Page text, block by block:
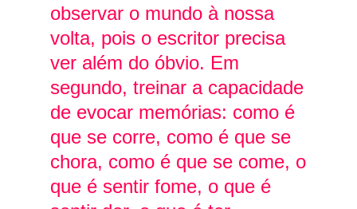
observar o mundo à nossa
volta, pois o escritor precisa
ver além do óbvio. Em
segundo, treinar a capacidade
de evocar memórias: como é
que se corre, como é que se
chora, como é que se come, o
que é sentir fome, o que é